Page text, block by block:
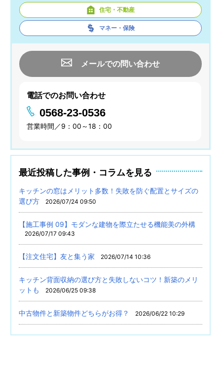
住宅・不動産
マネー・保険
メールでの問い合わせ
電話でのお問い合わせ
0568-23-0536
営業時間／9：00～18：00
最近投稿した事例・コラムを見る
キッチンの窓はメリット多数！失敗を防ぐ配置とサイズの
選び方
2026/07/24 09:50
【施工事例 09】モダンな建物を際立たせる機能美の外構
2026/07/17 09:43
【注文住宅】友と集う家 2026/07/14 10:36
キッチン背面収納の選び方と失敗しないコツ！新築のメリ
ットも
2026/06/25 09:38
中古物件と新築物件どちらがお得？ 2026/06/22 10:29